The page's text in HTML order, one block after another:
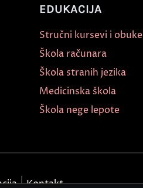
EDUKACIJA
Stručni kursevi i obuke
Škola računara
Škola stranih jezika
Medicinska škola
Škola nege lepote
Kontakt